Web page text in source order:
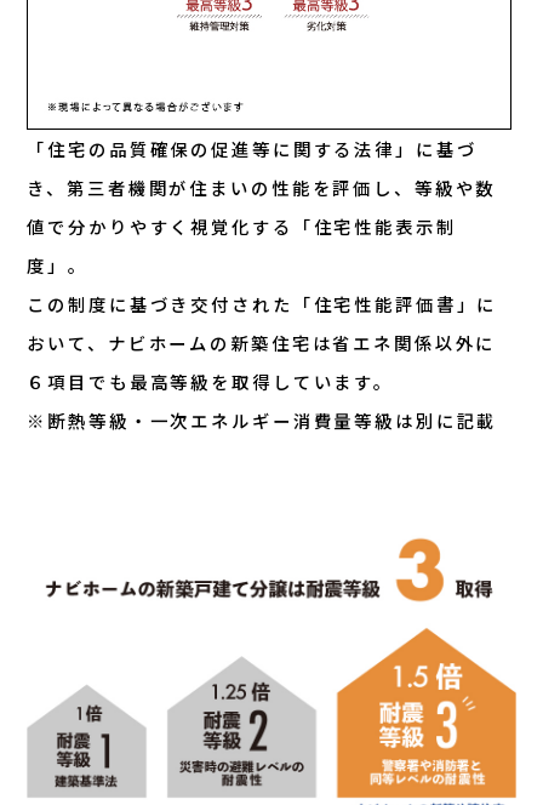
「住宅の品質確保の促進等に関する法律」に基づ
き、第三者機関が住まいの性能を評価し、等級や数
値で分かりやすく視覚化する「住宅性能表示制
度」。
この制度に基づき交付された「住宅性能評価書」に
おいて、ナビホームの新築住宅は省エネ関係以外に
６項目でも最高等級を取得しています。
※断熱等級・一次エネルギー消費量等級は別に記載